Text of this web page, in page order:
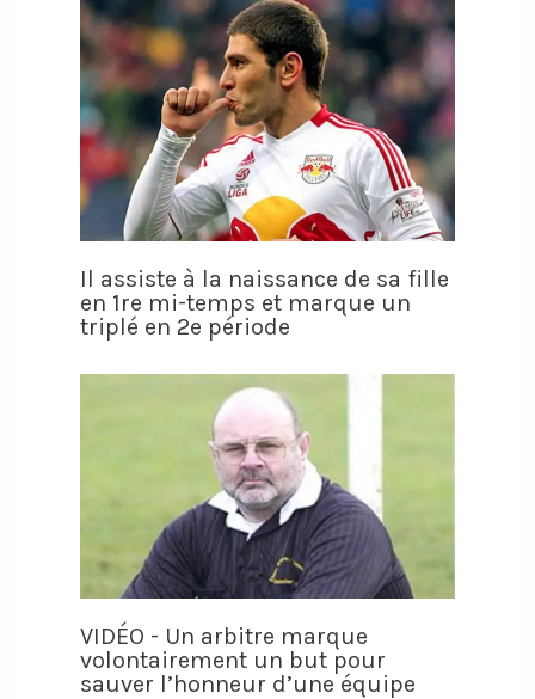
Il assiste à la naissance de sa fille
en 1re mi-temps et marque un
triplé en 2e période
VIDÉO - Un arbitre marque
volontairement un but pour
sauver l’honneur d’une équipe